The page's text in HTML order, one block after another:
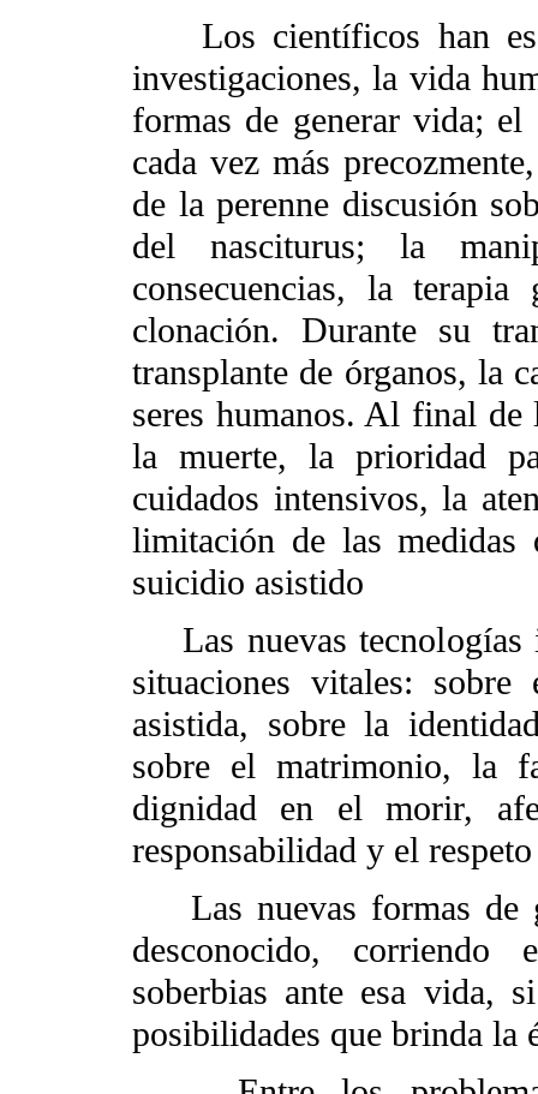
Los científicos han
investigaciones, la vida
formas de generar vida; el
cada vez más
de la perenne discusión
del nasciturus; la
consecuencias, la
clonación. Durante su
transplante de órganos, la
seres humanos. Al final
la muerte, la prioridad
cuidados intensivos, la
limitación de las
suicidio asistido
Las nuevas tecnologías
situaciones vitales:
asistida, sobre la
sobre el matrimonio, la
dignidad en el morir,
responsabilidad y el
Las nuevas formas de
desconocido,
soberbias ante esa vida,
posibilidades que brinda la